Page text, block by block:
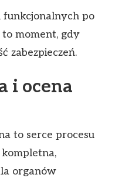
funkcjonalnych po
moment, gdy
zabezpieczeń.
i ocena
to serce procesu
organów